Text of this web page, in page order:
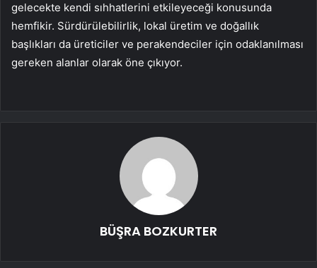
gelecekte kendi sıhhatlerini etkileyeceği konusunda
hemfikir. Sürdürülebilirlik, lokal üretim ve doğallık
başlıkları da üreticiler ve perakendeciler için odaklanılması
gereken alanlar olarak öne çıkıyor.
BÜŞRA BOZKURTER